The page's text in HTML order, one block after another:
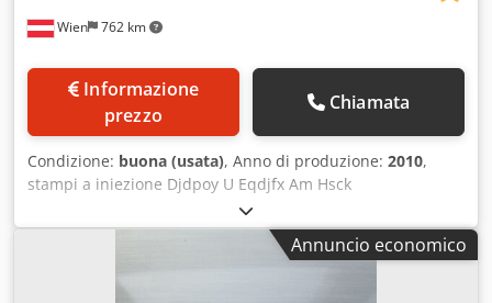
Wien 762 km
prezzo
Chiamata
Condizione: buona (usata), Anno di produzione: 2010,
stampi a iniezione Djdpoy U Eqdjfx Am Hsck
Annuncio economico